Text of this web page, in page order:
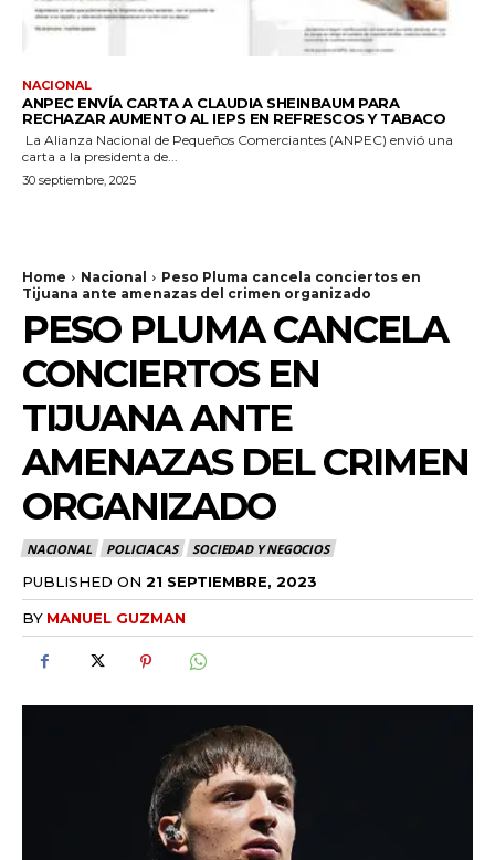
NACIONAL
ANPEC ENVÍA CARTA A CLAUDIA SHEINBAUM PARA
RECHAZAR AUMENTO AL IEPS EN REFRESCOS Y TABACO
La Alianza Nacional de Pequeños Comerciantes (ANPEC) envió una
carta a la presidenta de...
30 septiembre, 2025